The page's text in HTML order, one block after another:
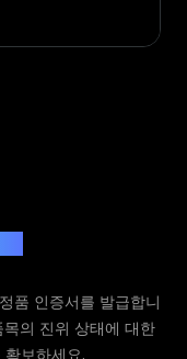
품 인증서를 발급합니
의 진위 상태에 대한
보하세요.